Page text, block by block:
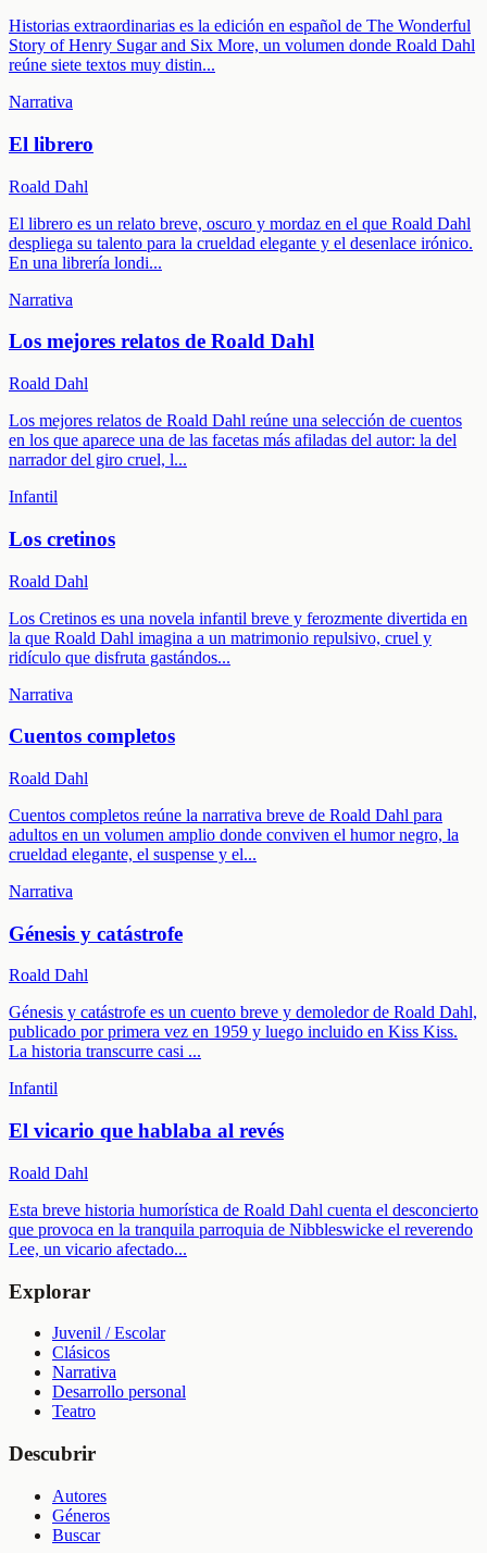
Historias extraordinarias es la edición en español de The Wonderful
Story of Henry Sugar and Six More, un volumen donde Roald Dahl
reúne siete textos muy distin...
Narrativa
El librero
Roald Dahl
El librero es un relato breve, oscuro y mordaz en el que Roald Dahl
despliega su talento para la crueldad elegante y el desenlace irónico.
En una librería londi...
Narrativa
Los mejores relatos de Roald Dahl
Roald Dahl
Los mejores relatos de Roald Dahl reúne una selección de cuentos
en los que aparece una de las facetas más afiladas del autor: la del
narrador del giro cruel, l...
Infantil
Los cretinos
Roald Dahl
Los Cretinos es una novela infantil breve y ferozmente divertida en
la que Roald Dahl imagina a un matrimonio repulsivo, cruel y
ridículo que disfruta gastándos...
Narrativa
Cuentos completos
Roald Dahl
Cuentos completos reúne la narrativa breve de Roald Dahl para
adultos en un volumen amplio donde conviven el humor negro, la
crueldad elegante, el suspense y el...
Narrativa
Génesis y catástrofe
Roald Dahl
Génesis y catástrofe es un cuento breve y demoledor de Roald Dahl,
publicado por primera vez en 1959 y luego incluido en Kiss Kiss.
La historia transcurre casi ...
Infantil
El vicario que hablaba al revés
Roald Dahl
Esta breve historia humorística de Roald Dahl cuenta el desconcierto
que provoca en la tranquila parroquia de Nibbleswicke el reverendo
Lee, un vicario afectado...
Explorar
Juvenil / Escolar
Clásicos
Narrativa
Desarrollo personal
Teatro
Descubrir
Autores
Géneros
Buscar